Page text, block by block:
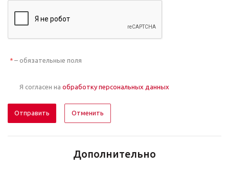
* – обязательные поля
Я согласен на обработку персональных данных
Отменить
Дополнительно